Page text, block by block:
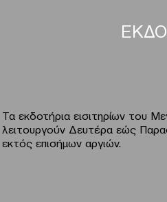
Τα εκδοτήρια εισιτηρίων του
λειτουργούν Δευτέρα εώς
εκτός επισήμων αργιών.